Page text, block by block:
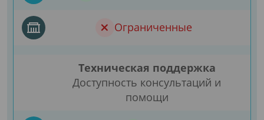
Ограниченные
Техническая поддержка
Доступность консультаций и
помощи